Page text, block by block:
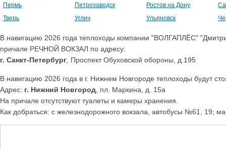
Пермь
Петрозаводск Ростов на Дону
Тверь
Углич Ульяновск
В навигацию 2026 года теплоходы компании "ВОЛГАПЛЁС"
причале РЕЧНОЙ ВОКЗАЛ по адресу:
г. Санкт-Петербург , Проспект Обуховской обороны, д.195
В навигацию 2026 года в г. Нижнем Новгороде теплоходы будут
Адрес: г. Нижний Новгород , пл. Маркина, д. 15а
На причале отсутствуют туалеты и камеры хранения.
Как добраться: с железнодорожного вокзала, автобусы №61, 19;